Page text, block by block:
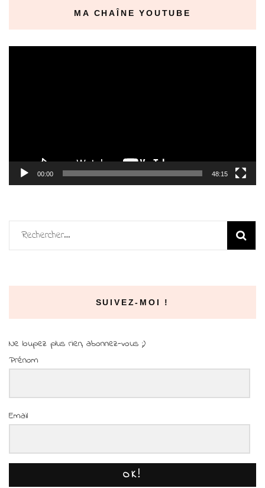
MA CHAÎNE YOUTUBE
00:00 48:15
Rechercher :
SUIVEZ-MOI !
Ne loupez plus rien, abonnez-vous ;)
Prénom
Email
OK!